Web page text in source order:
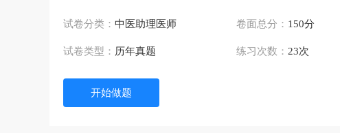
试卷分类： 中医助理医师 卷面总分： 150分
试卷类型： 历年真题 练习次数： 23次
开始做题